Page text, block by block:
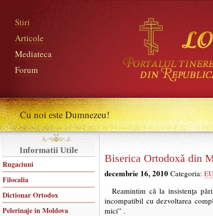
Stiri
Articole
Mediateca
Forum
Cu noi este Dumnezeu!
Informatii Utile
Rugaciuni
Filocalia
Dictionar Ortodox
Pelerinaje in Moldova
Biserica Ortodoxă din
decembrie 16, 2010 Categoria:
Reamintim că la insistenţa
incompatibil cu dezvoltarea
mici” .